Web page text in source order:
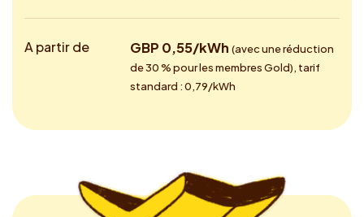
A partir de GBP 0,55/kWh (avec une réduction
de 30 % pour les membres Gold), tarif
standard : 0,79/kWh